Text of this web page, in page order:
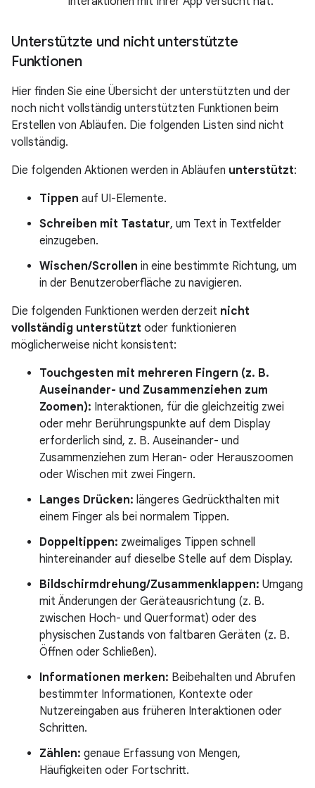
Unterstützte und nicht unterstützte
Funktionen
Hier finden Sie eine Übersicht der unterstützten und der
noch nicht vollständig unterstützten Funktionen beim
Erstellen von Abläufen. Die folgenden Listen sind nicht
vollständig.
Die folgenden Aktionen werden in Abläufen unterstützt:
Tippen auf UI-Elemente.
Schreiben mit Tastatur, um Text in Textfelder
einzugeben.
Wischen/Scrollen in eine bestimmte Richtung, um
in der Benutzeroberfläche zu navigieren.
Die folgenden Funktionen werden derzeit nicht
vollständig unterstützt oder funktionieren
möglicherweise nicht konsistent:
Touchgesten mit mehreren Fingern (z. B.
Auseinander- und Zusammenziehen zum
Zoomen): Interaktionen, für die gleichzeitig zwei
oder mehr Berührungspunkte auf dem Display
erforderlich sind, z. B. Auseinander- und
Zusammenziehen zum Heran- oder Herauszoomen
oder Wischen mit zwei Fingern.
Langes Drücken: längeres Gedrückthalten mit
einem Finger als bei normalem Tippen.
Doppeltippen: zweimaliges Tippen schnell
hintereinander auf dieselbe Stelle auf dem Display.
Bildschirmdrehung/Zusammenklappen: Umgang
mit Änderungen der Geräteausrichtung (z. B.
zwischen Hoch- und Querformat) oder des
physischen Zustands von faltbaren Geräten (z. B.
Öffnen oder Schließen).
Informationen merken: Beibehalten und Abrufen
bestimmter Informationen, Kontexte oder
Nutzereingaben aus früheren Interaktionen oder
Schritten.
Zählen: genaue Erfassung von Mengen,
Häufigkeiten oder Fortschritt.